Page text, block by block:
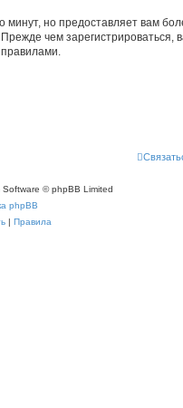
но предоставляет вам
чем зарегистрироваться,
Software © phpBB Limited
phpBB
| Правила